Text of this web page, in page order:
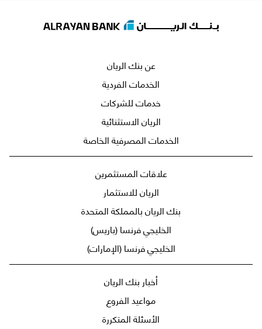
أخبار بنك الريان
مواعيد الفروع
الأسئلة المتكررة
علاقات المستثمرين
الريان للاستثمار
بنك الريان بالمملكة المتحدة
الخليجي فرنسا (باريس)
الخليجي فرنسا (الإمارات)
عن بنك الريان
الخدمات الفردية
خدمات للشركات
الريان الاستثنائية
الخدمات المصرفية الخاصة